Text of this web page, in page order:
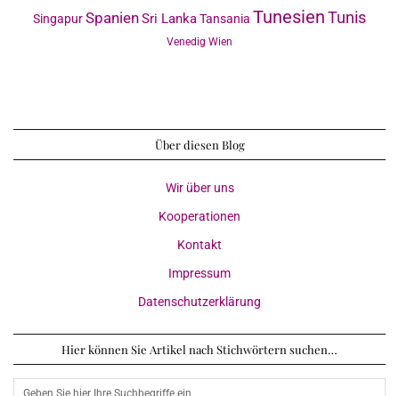
SingapurSpanienSri LankaTansania TunesienTunis
Venedig Wien
Über diesen Blog
Wir über uns
Kooperationen
Kontakt
Impressum
Datenschutzerklärung
Hier können Sie Artikel nach Stichwörtern suchen…